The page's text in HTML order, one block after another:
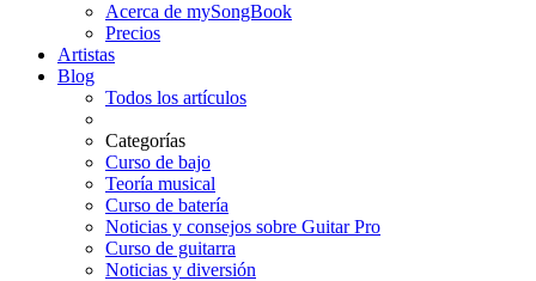
Acerca de mySongBook
Precios
Artistas
Blog
Todos los artículos
Categorías
Curso de bajo
Teoría musical
Curso de batería
Noticias y consejos sobre Guitar Pro
Curso de guitarra
Noticias y diversión